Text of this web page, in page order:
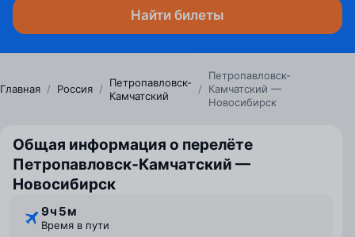
Найти билеты
Главная / Россия /
Петропавловск-
Камчатский
/
Петропавловск-
Камчатский —
Новосибирск
Общая информация о перелёте
Петропавловск‑Камчатский —
Новосибирск
9 ⁠ч 5 ⁠м
Время в пути